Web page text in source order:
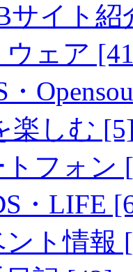
サイト紹
ウェア
・
楽しむ [5]
トフォン
・LIFE
ント情報